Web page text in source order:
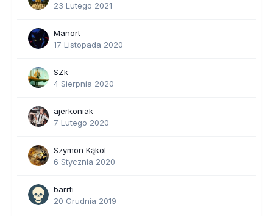
23 Lutego 2021
Manort
17 Listopada 2020
SZk
4 Sierpnia 2020
ajerkoniak
7 Lutego 2020
Szymon Kąkol
6 Stycznia 2020
barrti
20 Grudnia 2019